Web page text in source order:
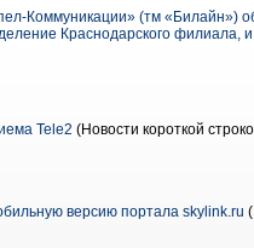
Коммуникации» (тм
Краснодарского
Tele2 (Новости короткой
версию портала skylink.ru